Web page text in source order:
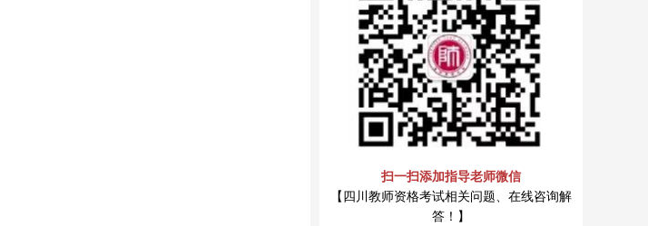
扫一扫添加指导老师微信
【四川教师资格考试相关问题、在线咨询解
答！】